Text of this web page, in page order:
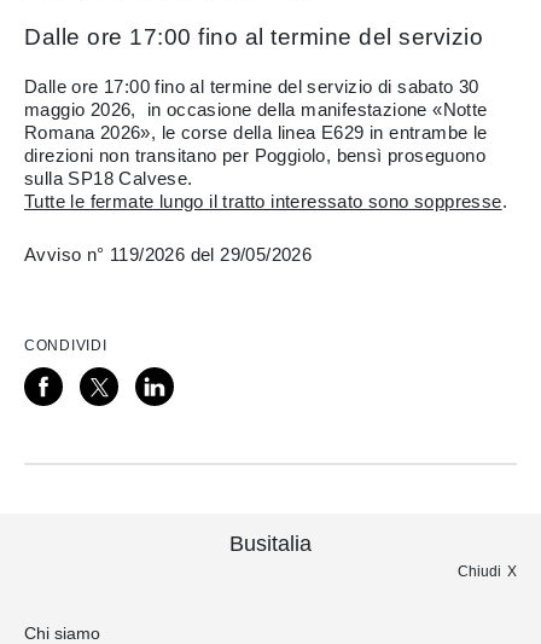
Dalle ore 17:00 fino al termine del servizio
Dalle ore 17:00 fino al termine del servizio di sabato 30
maggio 2026, in occasione della manifestazione «Notte
Romana 2026», le corse della linea E629 in entrambe le
direzioni non transitano per Poggiolo, bensì proseguono
sulla SP18 Calvese.
Tutte le fermate lungo il tratto interessato sono soppresse.
Avviso n° 119/2026 del 29/05/2026
CONDIVIDI
Busitalia
Chiudi
Chi siamo